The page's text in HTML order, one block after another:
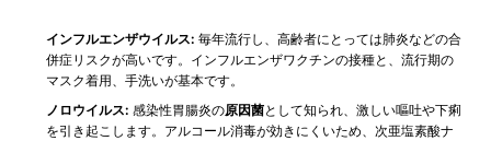
インフルエンザウイルス: 毎年流行し、高齢者にとっては肺炎などの合
併症リスクが高いです。インフルエンザワクチンの接種と、流行期の
マスク着用、手洗いが基本です。
ノロウイルス: 感染性胃腸炎の原因菌として知られ、激しい嘔吐や下痢
を引き起こします。アルコール消毒が効きにくいため、次亜塩素酸ナ